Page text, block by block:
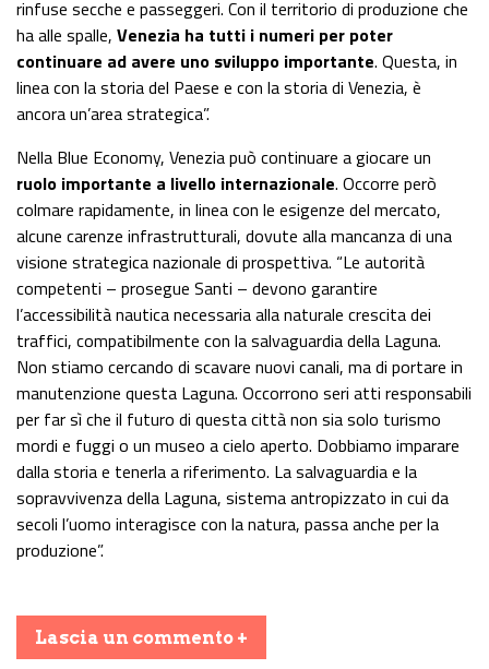
rinfuse secche e passeggeri. Con il territorio di produzione che
ha alle spalle, Venezia ha tutti i numeri per poter
continuare ad avere uno sviluppo importante. Questa, in
linea con la storia del Paese e con la storia di Venezia, è
ancora un’area strategica”.
Nella Blue Economy, Venezia può continuare a giocare un
ruolo importante a livello internazionale. Occorre però
colmare rapidamente, in linea con le esigenze del mercato,
alcune carenze infrastrutturali, dovute alla mancanza di una
visione strategica nazionale di prospettiva. “Le autorità
competenti – prosegue Santi – devono garantire
l’accessibilità nautica necessaria alla naturale crescita dei
traffici, compatibilmente con la salvaguardia della Laguna.
Non stiamo cercando di scavare nuovi canali, ma di portare in
manutenzione questa Laguna. Occorrono seri atti responsabili
per far sì che il futuro di questa città non sia solo turismo
mordi e fuggi o un museo a cielo aperto. Dobbiamo imparare
dalla storia e tenerla a riferimento. La salvaguardia e la
sopravvivenza della Laguna, sistema antropizzato in cui da
secoli l’uomo interagisce con la natura, passa anche per la
produzione”.
Lascia un commento +